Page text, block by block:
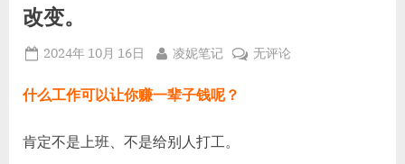
改变。
Posted
2024年 10月 16日 By
凌妮笔记
赚
无评论
什么工作可以让你赚一辈子钱呢？
肯定不是上班、不是给别人打工。